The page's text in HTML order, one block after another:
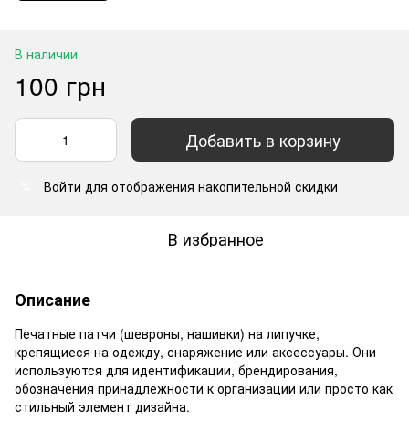
В наличии
100 грн
Добавить в корзину
Войти для отображения накопительной скидки
В избранное
Описание
Печатные патчи (шевроны, нашивки) на липучке,
крепящиеся на одежду, снаряжение или аксессуары. Они
используются для идентификации, брендирования,
обозначения принадлежности к организации или просто как
стильный элемент дизайна.